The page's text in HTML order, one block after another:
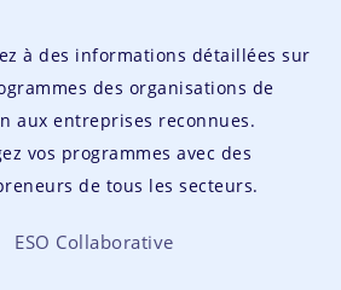
à des informations détaillées sur
des organisations de
aux entreprises reconnues.
vos programmes avec des
de tous les secteurs.
ESO Collaborative